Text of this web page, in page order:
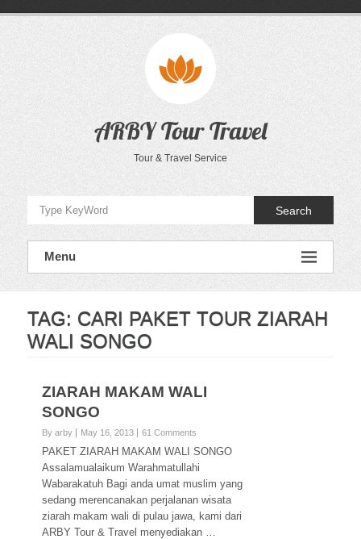
ARBY Tour Travel
Tour & Travel Service
Search
Menu
TAG: CARI PAKET TOUR ZIARAH
WALI SONGO
ZIARAH MAKAM WALI
SONGO
By arby May 16, 2013 61 Comments
PAKET ZIARAH MAKAM WALI SONGO
Assalamualaikum Warahmatullahi
Wabarakatuh Bagi anda umat muslim yang
sedang merencanakan perjalanan wisata
ziarah makam wali di pulau jawa, kami dari
ARBY Tour & Travel menyediakan …